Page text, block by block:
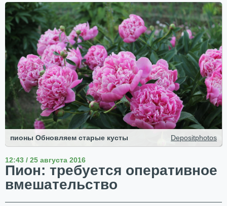
Depositphotos
пионы Обновляем старые кусты
12:43 / 25 августа 2016
Пион: требуется оперативное
вмешательство